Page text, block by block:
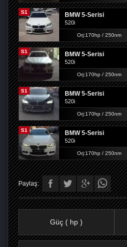
S1 BMW 5-Serisi
520i
Orj:170hp / 250nm
S1 BMW 5-Serisi
520i
Orj:170hp / 250nm
S1 BMW 5-Serisi
520i
Orj:170hp / 250nm
S1 BMW 5-Serisi
520i
Orj:170hp / 250nm
Paylaş:
Güç ( hp )